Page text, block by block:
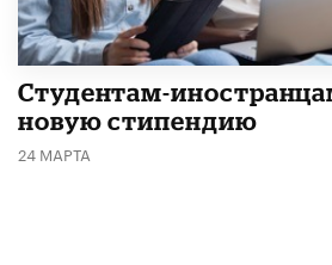
Студентам-
новую стипендию
24 МАРТА